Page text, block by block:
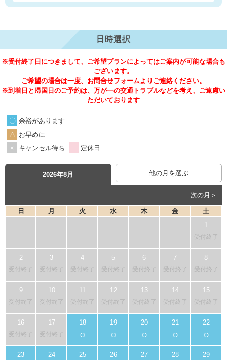
日時選択
※受付終了日につきまして、ご希望プランによってはご案内が可能な場合も
ございます。
ご希望の場合は一度、お問合せフォームよりご連絡ください。
※到着日と帰国日のご予約は、万が一の交通トラブルなどを考え、ご遠慮い
ただいております
余裕があります
お早めに
キャンセル待ち
定休日
2026年8月 他の月を選ぶ
次の月＞
日 月 火 水 木 金 土
受付終了
受付終了 受付終了 受付終了 受付終了 受付終了 受付終了 受付終了
受付終了 受付終了 受付終了 受付終了 受付終了 受付終了 受付終了
受付終了 受付終了 ○ ○ ○ ○ ○